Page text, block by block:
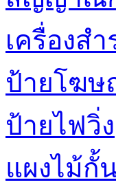
เครื่องส
ป้ายโฆษ
ป้ายไฟวิ่ง
แผงไม้กั้